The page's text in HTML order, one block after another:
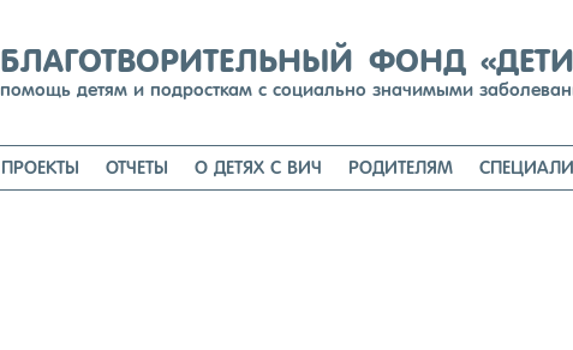
содержимому
БЛАГОТВОРИТЕЛЬНЫЙ ФОНД
помощь детям и подросткам с социально значимыми
ПРОЕКТЫ ОТЧЕТЫ О ДЕТЯХ С ВИЧ РОДИТЕЛЯМ